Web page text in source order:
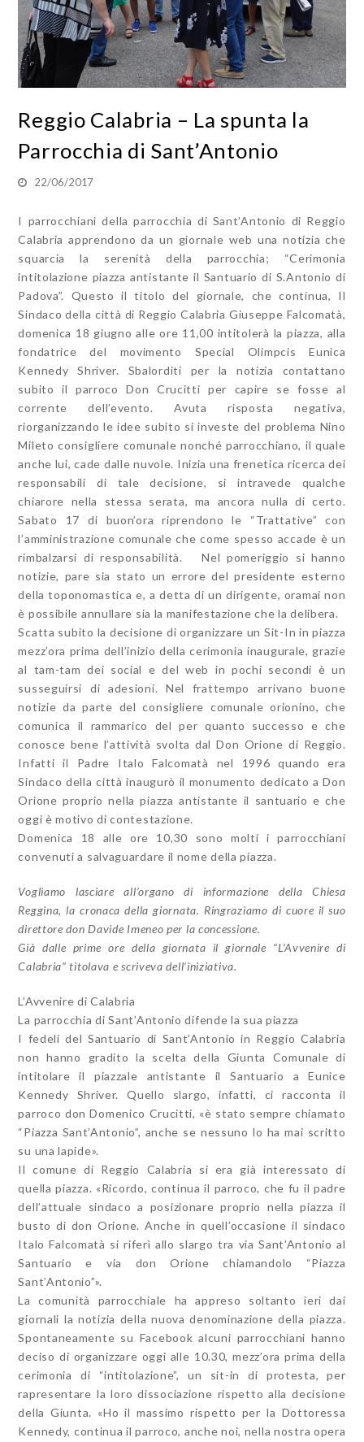
Reggio Calabria – La spunta la
Parrocchia di Sant’Antonio
22/06/2017
I parrocchiani della parrocchia di Sant’Antonio di Reggio
Calabria apprendono da un giornale web una notizia che
squarcia la serenità della parrocchia; “Cerimonia
intitolazione piazza antistante il Santuario di S.Antonio di
Padova”. Questo il titolo del giornale, che continua, Il
Sindaco della città di Reggio Calabria Giuseppe Falcomatà,
domenica 18 giugno alle ore 11,00 intitolerà la piazza, alla
fondatrice del movimento Special Olimpcis Eunica
Kennedy Shriver. Sbalorditi per la notizia contattano
subito il parroco Don Crucitti per capire se fosse al
corrente dell’evento. Avuta risposta negativa,
riorganizzando le idee subito si investe del problema Nino
Mileto consigliere comunale nonché parrocchiano, il quale
anche lui, cade dalle nuvole. Inizia una frenetica ricerca dei
responsabili di tale decisione, si intravede qualche
chiarore nella stessa serata, ma ancora nulla di certo.
Sabato 17 di buon’ora riprendono le “Trattative” con
l’amministrazione comunale che come spesso accade è un
rimbalzarsi di responsabilità. Nel pomeriggio si hanno
notizie, pare sia stato un errore del presidente esterno
della toponomastica e, a detta di un dirigente, oramai non
è possibile annullare sia la manifestazione che la delibera.
Scatta subito la decisione di organizzare un Sit-In in piazza
mezz’ora prima dell’inizio della cerimonia inaugurale, grazie
al tam-tam dei social e del web in pochi secondi è un
susseguirsi di adesioni. Nel frattempo arrivano buone
notizie da parte del consigliere comunale orionino, che
comunica il rammarico del per quanto successo e che
conosce bene l’attività svolta dal Don Orione di Reggio.
Infatti il Padre Italo Falcomatà nel 1996 quando era
Sindaco della città inaugurò il monumento dedicato a Don
Orione proprio nella piazza antistante il santuario e che
oggi è motivo di contestazione.
Domenica 18 alle ore 10,30 sono molti i parrocchiani
convenuti a salvaguardare il nome della piazza.
Vogliamo lasciare all’organo di informazione della Chiesa
Reggina, la cronaca della giornata. Ringraziamo di cuore il suo
direttore don Davide Imeneo per la concessione.
Già dalle prime ore della giornata il giornale “L’Avvenire di
Calabria” titolava e scriveva dell’iniziativa.
L’Avvenire di Calabria
La parrocchia di Sant’Antonio difende la sua piazza
I fedeli del Santuario di Sant’Antonio in Reggio Calabria
non hanno gradito la scelta della Giunta Comunale di
intitolare il piazzale antistante il Santuario a Eunice
Kennedy Shriver. Quello slargo, infatti, ci racconta il
parroco don Domenico Crucitti, «è stato sempre chiamato
“Piazza Sant’Antonio”, anche se nessuno lo ha mai scritto
su una lapide».
Il comune di Reggio Calabria si era già interessato di
quella piazza. «Ricordo, continua il parroco, che fu il padre
dell’attuale sindaco a posizionare proprio nella piazza il
busto di don Orione. Anche in quell’occasione il sindaco
Italo Falcomatà si riferì allo slargo tra via Sant’Antonio al
Santuario e via don Orione chiamandolo “Piazza
Sant’Antonio”».
La comunità parrocchiale ha appreso soltanto ieri dai
giornali la notizia della nuova denominazione della piazza.
Spontaneamente su Facebook alcuni parrocchiani hanno
deciso di organizzare oggi alle 10.30, mezz’ora prima della
cerimonia di “intitolazione”, un sit-in di protesta, per
rapresentare la loro dissociazione rispetto alla decisione
della Giunta. «Ho il massimo rispetto per la Dottoressa
Kennedy, continua il parroco, anche noi, nella nostra opera